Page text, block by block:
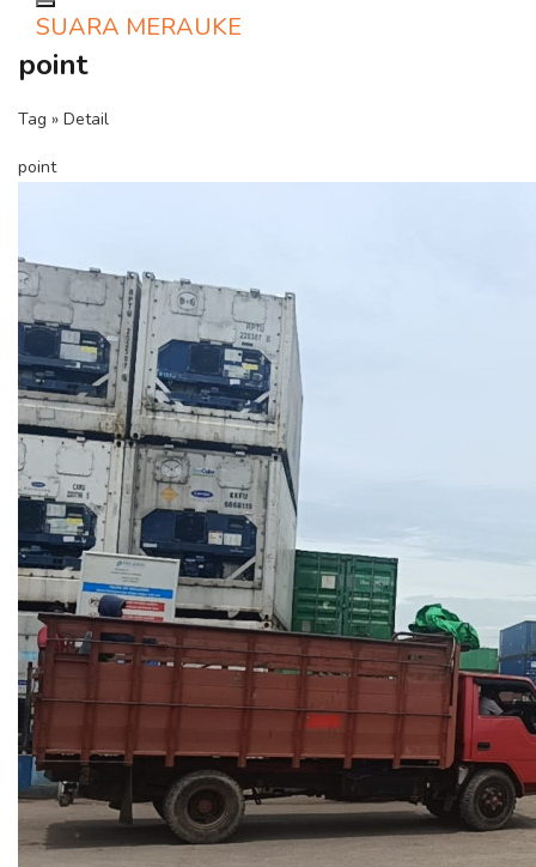
Toggle navigation
SUARA MERAUKE
point
Tag » Detail
point